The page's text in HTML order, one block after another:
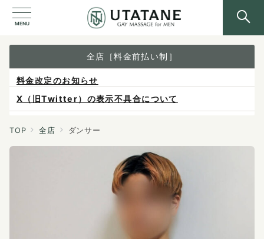
MENU
全店［料金前払い制］
X（旧Twitter）の表示不具合について
ご予約は各店へ直接お問い合わせください。
料金は当日施術前にお支払いください。
TOP 全店 ダンサー